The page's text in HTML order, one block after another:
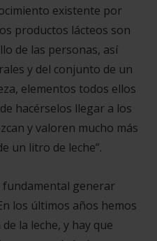
existente por
productos lácteos son
de las personas, así
y del conjunto de un
elementos todos ellos
hacérselos llegar a los
y valoren mucho más
un litro de leche”.
fundamental generar
los últimos años hemos
la leche, y hay que